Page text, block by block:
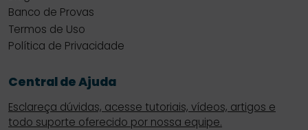
Banco de Provas
Termos de Uso
Política de Privacidade
Central de Ajuda
Esclareça dúvidas, acesse tutoriais, vídeos, artigos e
todo suporte oferecido por nossa equipe.